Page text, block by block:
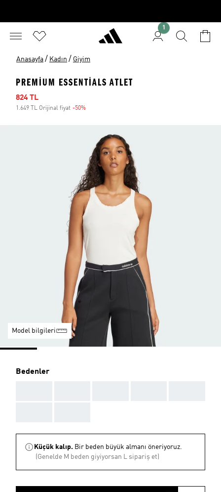
1
Anasayfa / Kadın / Giyim
PREMIUM ESSENTIALS ATLET
İndirimli fiyat
824 TL
1.649 TL Orijinal fiyat -50%
Model bilgileri
Bedenler
Küçük kalıp. Bir beden büyük almanı öneriyoruz.
(Genelde M beden giyiyorsan L sipariş et)